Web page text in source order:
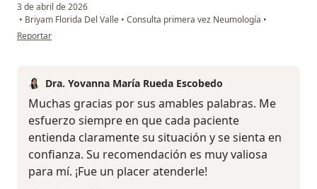
3 de abril de 2026
• Briyam Florida Del Valle • Consulta primera vez Neumología •
en opinión del usuario FJP
Reportar
Dra. Yovanna María Rueda Escobedo
Muchas gracias por sus amables palabras. Me
esfuerzo siempre en que cada paciente
entienda claramente su situación y se sienta en
confianza. Su recomendación es muy valiosa
para mí. ¡Fue un placer atenderle!